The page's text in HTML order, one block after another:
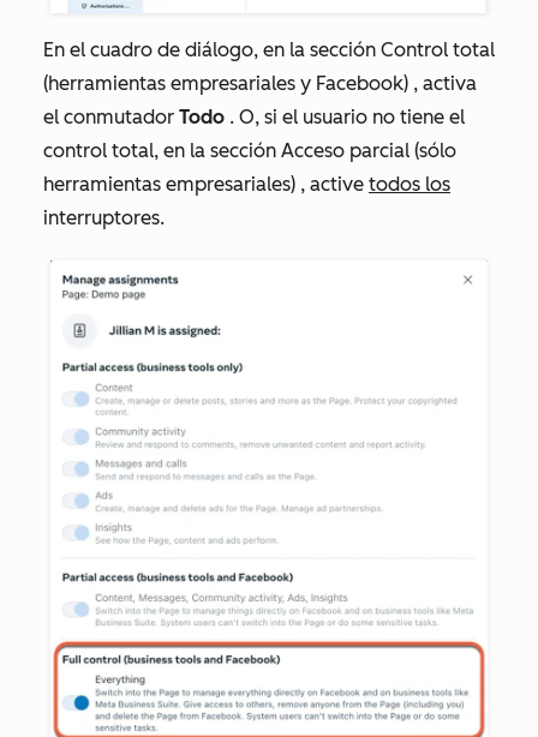
En el cuadro de diálogo, en la sección Control total
(herramientas empresariales y Facebook) , activa
el conmutador Todo . O, si el usuario no tiene el
control total, en la sección Acceso parcial (sólo
herramientas empresariales) , active todos los
interruptores.